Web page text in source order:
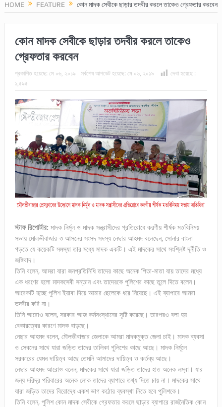
HOME FEATURE কোন মাদক সেবীকে ছাড়ার তদবীর করলে তাকেও গ্রেফতার করবেন
কোন মাদক সেবীকে ছাড়ার তদবীর করলে তাকেও
গ্রেফতার করবেন
প্রকাশিত হয়েছে: মে ০৬, ২০১৯ সর্বশেষ আপডেট হয়েছে: মে ০৬, ২০১৯
দেখা হয়েছে :
১,৫৯৫
স্টাফ রিপোর্টার: মাদক নির্মূল ও মাদক সন্ত্রাসীদের প্রতিরোধে করণীয় শীর্ষক মতবিনিময়
সভায় মৌলভীবাজার-৩ আসনের সংসদ সদস্য নেছার আহমদ বলেছেন, সোনার বাংলা
গড়তে যে কয়েকটি সমস্যা তার মধ্যে মাদক একটি। এই মাদকের সাথে সংশ্লিষ্ট দূর্নীতি ও
জঙ্গিবাদ।
তিনি বলেন, আমরা যারা জনপ্রতিনিধি তাদের কাছে অনেক পিতা-মাতা যায় তাদের মধ্যে
এক ধরণের হলো মাদকসেবী সন্তান এবং তাদেরকে পুলিশের কাছে তুলে দিতে বলেন।
আরেকটি হচ্ছে পুলিশ ইয়াবা দিয়ে আমার ছেলেকে ধরে নিয়েছে। এই ব্যাপারে আমরা
তদবীর করি না।
তিনি আরোও বলেন, সরকার আজ কর্মসংস্থানের সৃষ্টি করেছে। তারপরও বলা হয়
বেকারত্বের কারণে মাদক বাড়ছে।
নেছার আহমদ বলেন, মৌলভীবাজার জেলাকে আমরা মাদকমুক্ত জেলা চাই। মাদক ব্যবসা
ও সেবনের সাথে যারা জড়িত তাদের তালিকা পুলিশের কাছে আছে। মাদক নির্মূলে
সরকারের যেমন দায়িত্ব আছে তেমনি আমাদের দায়িত্ব ও কর্তব্য আছে।
নেছার আহমদ আরোও বলেন, মাদকের সাথে যারা জড়িত তাদের হাত অনেক লম্বা। যার
জন্য দরিদ্র পরিবারের অনেক লোক তাদের ব্যাপারে তথ্য দিতে চায় না। মাদকের সাথে
যারা জড়িত তাদের বিরোদ্ধে একশ ভাগ কঠোর ব্যবস্থা নিতে হবে পুলিশকে।
তিনি বলেন, পুলিশ কোন মাদক সেবীকে গ্রেফতার করলে ছাড়ার ব্যাপারে রাজনৈতিক কোন